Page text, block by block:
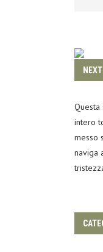
intero
messo
naviga